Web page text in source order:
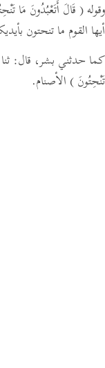
وقوله( قَالَ أَتَعْبُدُونَ مَا
أيها القوم ما تنحتون
كما حدثني بشر، قال:
تَنْحِتُونَ ) الأصنام.